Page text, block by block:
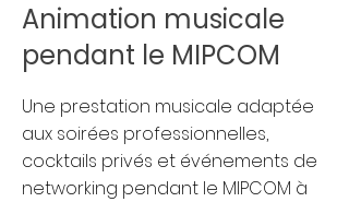
Animation musicale
pendant le MIPCOM
Une prestation musicale adaptée
aux soirées professionnelles,
cocktails privés et événements de
networking pendant le MIPCOM à